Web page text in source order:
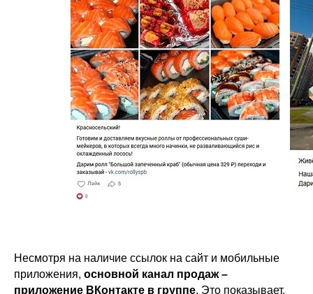
Несмотря на наличие ссылок на сайт и мобильные
приложения, основной канал продаж –
приложение ВКонтакте в группе. Это показывает,